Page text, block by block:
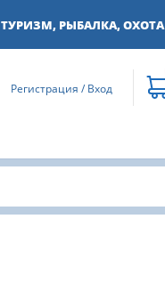
ТУРИЗМ, РЫБАЛКА, ОХОТА
Регистрация / Вход